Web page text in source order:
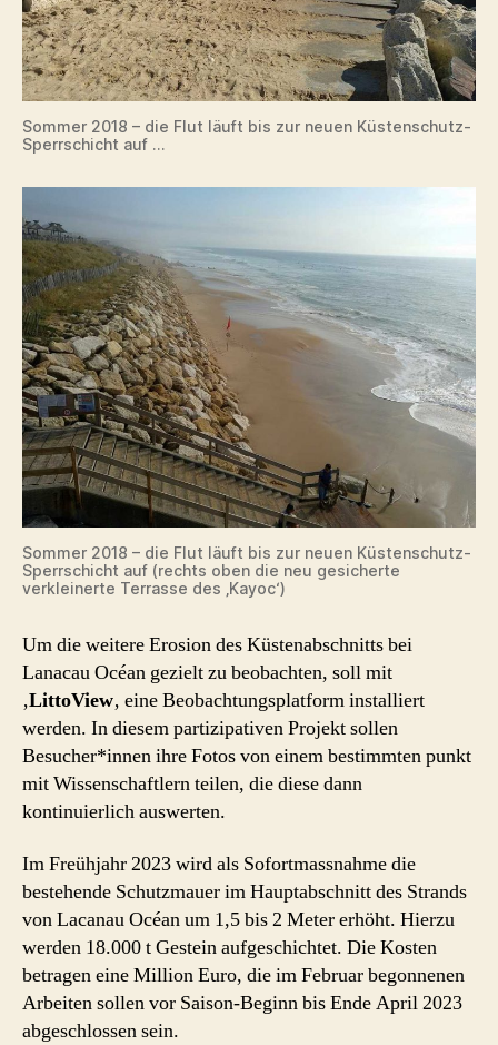
Sommer 2018 – die Flut läuft bis zur neuen Küstenschutz-
Sperrschicht auf …
Sommer 2018 – die Flut läuft bis zur neuen Küstenschutz-
Sperrschicht auf (rechts oben die neu gesicherte
verkleinerte Terrasse des ‚Kayoc‘)
Um die weitere Erosion des Küstenabschnitts bei
Lanacau Océan gezielt zu beobachten, soll mit
‚LittoView‚ eine Beobachtungsplatform installiert
werden. In diesem partizipativen Projekt sollen
Besucher*innen ihre Fotos von einem bestimmten punkt
mit Wissenschaftlern teilen, die diese dann
kontinuierlich auswerten.
Im Freühjahr 2023 wird als Sofortmassnahme die
bestehende Schutzmauer im Hauptabschnitt des Strands
von Lacanau Océan um 1,5 bis 2 Meter erhöht. Hierzu
werden 18.000 t Gestein aufgeschichtet. Die Kosten
betragen eine Million Euro, die im Februar begonnenen
Arbeiten sollen vor Saison-Beginn bis Ende April 2023
abgeschlossen sein.